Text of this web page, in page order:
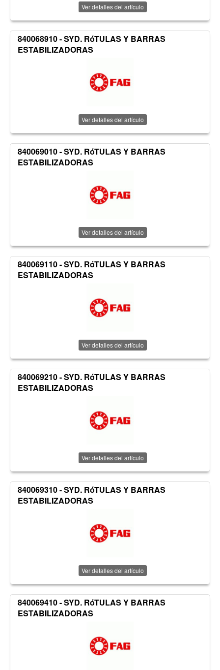
Ver detalles del artículo
840068910 - SYD. RóTULAS Y BARRAS
ESTABILIZADORAS
Ver detalles del artículo
840069010 - SYD. RóTULAS Y BARRAS
ESTABILIZADORAS
Ver detalles del artículo
840069110 - SYD. RóTULAS Y BARRAS
ESTABILIZADORAS
Ver detalles del artículo
840069210 - SYD. RóTULAS Y BARRAS
ESTABILIZADORAS
Ver detalles del artículo
840069310 - SYD. RóTULAS Y BARRAS
ESTABILIZADORAS
Ver detalles del artículo
840069410 - SYD. RóTULAS Y BARRAS
ESTABILIZADORAS